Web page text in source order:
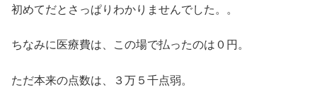
初めてだとさっぱりわかりませんでした。。
ちなみに医療費は、この場で払ったのは０円。
ただ本来の点数は、３万５千点弱。